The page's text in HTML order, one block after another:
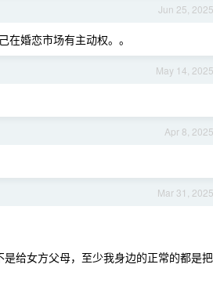
Jun 25, 2025
婚恋市场有主动权。。
May 14, 2025
Apr 8, 2025
Mar 31, 2025
给女方父母，至少我身边的正常的都是把